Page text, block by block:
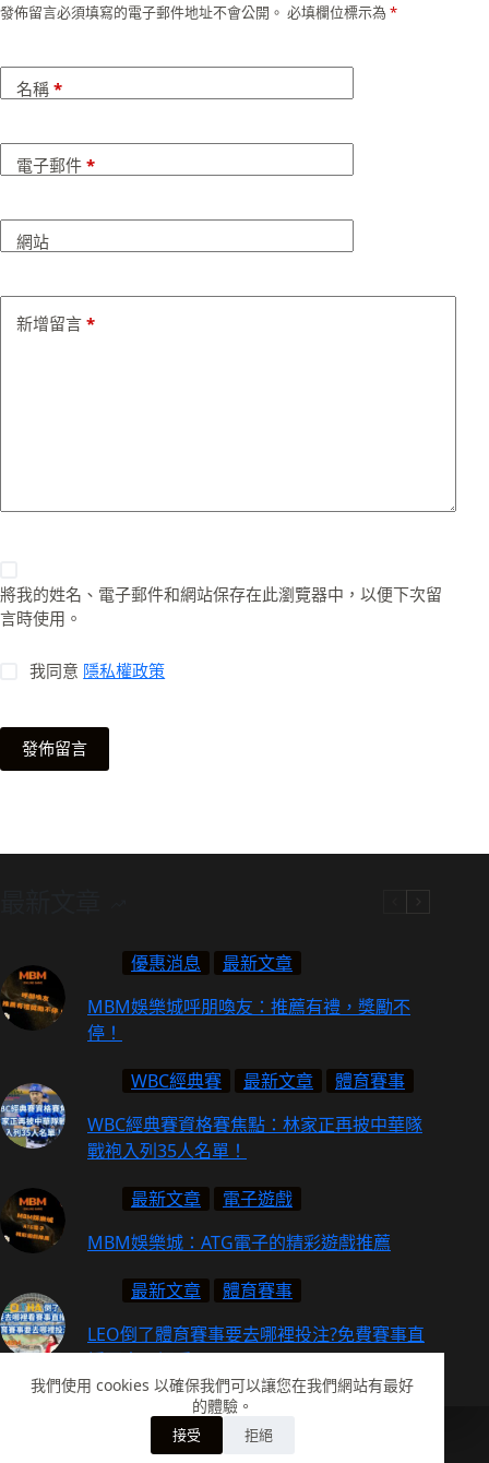
我們使用 cookies 以確保我們可以讓您在我們網站有最好
的體驗。
接受 拒絕
發佈留言必須填寫的電子郵件地址不會公開。 必填欄位標示為 *
名稱 *
電子郵件 *
網站
新增留言 *
將我的姓名、電子郵件和網站保存在此瀏覽器中，以便下次留
言時使用。
我同意 隱私權政策
發佈留言
優惠消息
最新文章
MBM娛樂城呼朋喚友：推薦有禮，獎勵不
停！
WBC經典賽
最新文章
體育賽事
WBC經典賽資格賽焦點：林家正再披中華隊
戰袍入列35人名單！
最新文章
電子遊戲
MBM娛樂城：ATG電子的精彩遊戲推薦
最新文章
體育賽事
LEO倒了體育賽事要去哪裡投注?免費賽事直
播要去哪裡看?
Copyright ©| Powered byMBM娛樂城
推薦!2025人氣排行榜、網友大推5間必玩線上